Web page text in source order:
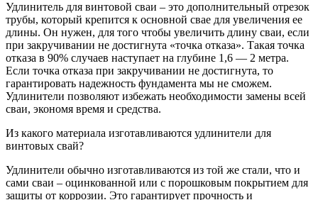
Удлинитель для винтовой сваи – это дополнительный отрезок
трубы, который крепится к основной свае для увеличения ее
длины. Он нужен, для того чтобы увеличить длину сваи, если
при закручивании не достигнута «точка отказа». Такая точка
отказа в 90% случаев наступает на глубине 1,6 — 2 метра.
Если точка отказа при закручивании не достигнута, то
гарантировать надежность фундамента мы не сможем.
Удлинители позволяют избежать необходимости замены всей
сваи, экономя время и средства.
Из какого материала изготавливаются удлинители для
винтовых свай?
Удлинители обычно изготавливаются из той же стали, что и
сами сваи – оцинкованной или с порошковым покрытием для
защиты от коррозии. Это гарантирует прочность и